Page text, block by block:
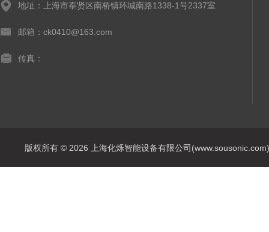
地址：上海市奉贤区南桥镇环城南路1338-1号2337室
邮箱：ck0410@163.com
传真：
版权所有 © 2026 上海化烁智能设备有限公司